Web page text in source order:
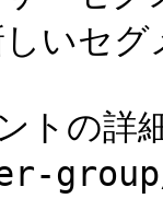
group/